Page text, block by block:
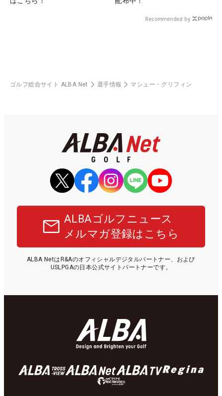
Recommended by
ゴルフ総合サイト ALBA Net 選手情報 マシュー・グリフィン
ALBAゴルフニュース
メルマガ登録はこちら
ALBA NetはR&Aのオフィシャルデジタルパートナー、および
USLPGAの日本公式サイトパートナーです。